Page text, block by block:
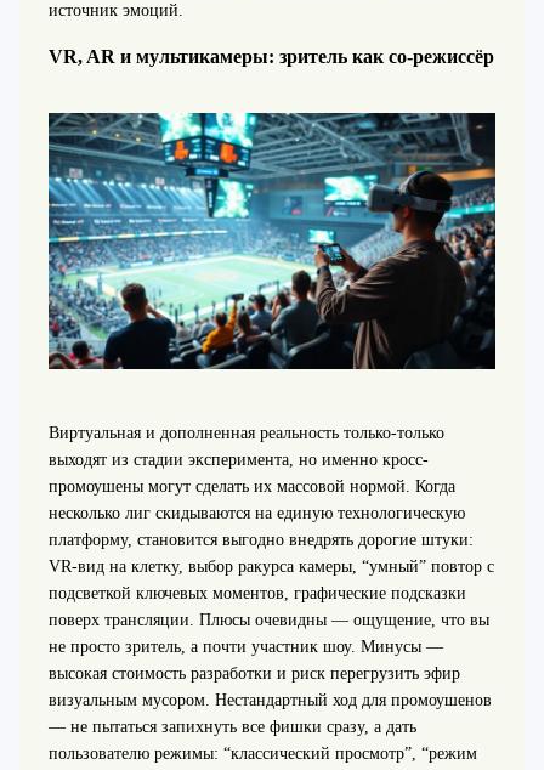
источник эмоций.
VR, AR и мультикамеры: зритель как со-режиссёр
Виртуальная и дополненная реальность только-только
выходят из стадии эксперимента, но именно кросс-
промоушены могут сделать их массовой нормой. Когда
несколько лиг скидываются на единую технологическую
платформу, становится выгодно внедрять дорогие штуки:
VR-вид на клетку, выбор ракурса камеры, “умный” повтор с
подсветкой ключевых моментов, графические подсказки
поверх трансляции. Плюсы очевидны — ощущение, что вы
не просто зритель, а почти участник шоу. Минусы —
высокая стоимость разработки и риск перегрузить эфир
визуальным мусором. Нестандартный ход для промоушенов
— не пытаться запихнуть все фишки сразу, а дать
пользователю режимы: “классический просмотр”, “режим